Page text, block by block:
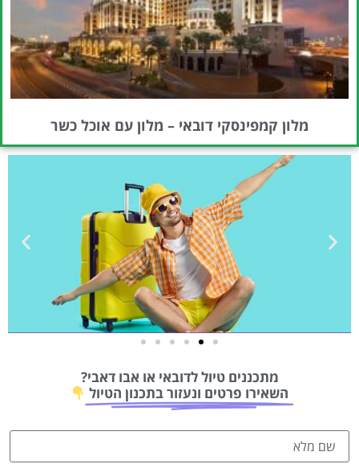
מלון קמפינסקי דובאי – מלון עם אוכל כשר
מציאת
טיסה זולה?
מתכננים טיול לדובאי או אבו דאבי?
השאירו פרטים ונעזור בתכנון הטיול